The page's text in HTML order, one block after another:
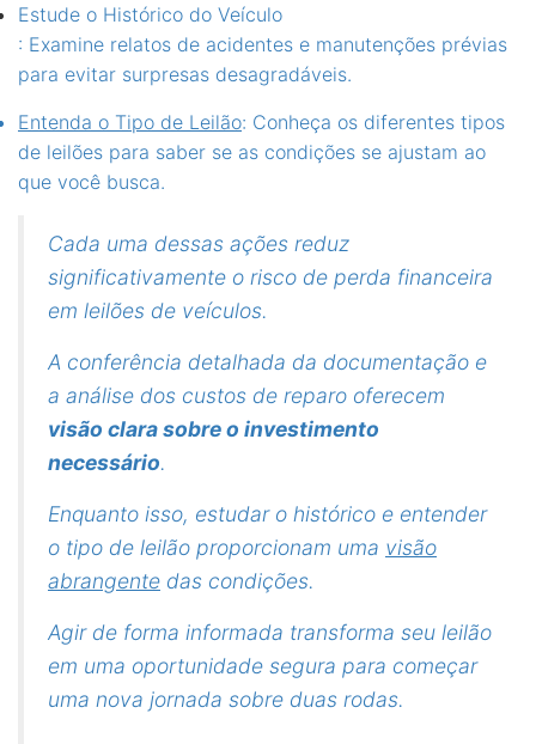
Estude o Histórico do Veículo
: Examine relatos de acidentes e manutenções prévias
para evitar surpresas desagradáveis.
Entenda o Tipo de Leilão: Conheça os diferentes tipos
de leilões para saber se as condições se ajustam ao
que você busca.
Cada uma dessas ações reduz
significativamente o risco de perda financeira
em leilões de veículos.
A conferência detalhada da documentação e
a análise dos custos de reparo oferecem
visão clara sobre o investimento
necessário.
Enquanto isso, estudar o histórico e entender
o tipo de leilão proporcionam uma visão
abrangente das condições.
Agir de forma informada transforma seu leilão
em uma oportunidade segura para começar
uma nova jornada sobre duas rodas.